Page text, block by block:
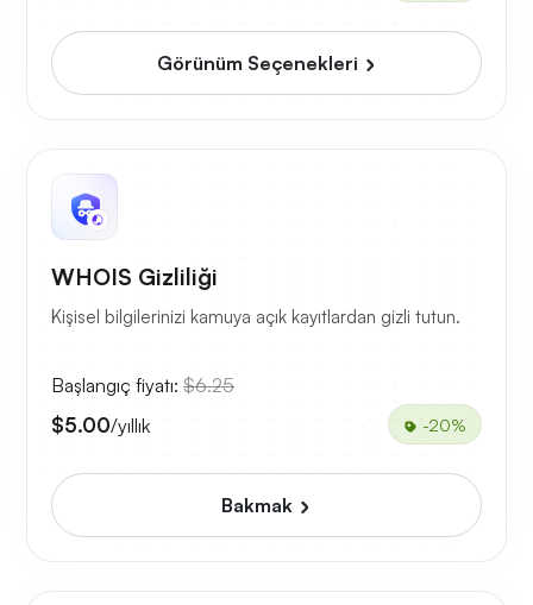
Görünüm Seçenekleri
WHOIS Gizliliği
Kişisel bilgilerinizi kamuya açık kayıtlardan gizli tutun.
Başlangıç fiyatı: $6.25
$5.00/yıllık -20%
Bakmak